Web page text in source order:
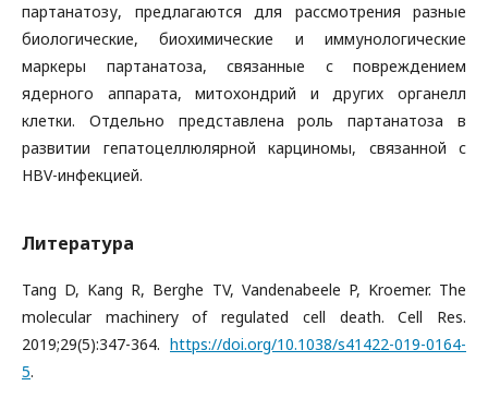
партанатозу, предлагаются для рассмотрения разные
биологические, биохимические и иммунологические
маркеры партанатоза, связанные с повреждением
ядерного аппарата, митохондрий и других органелл
клетки. Отдельно представлена роль партанатоза в
развитии гепатоцеллюлярной карциномы, связанной с
HBV-инфекцией.
Литература
Tang D, Kang R, Berghe TV, Vandenabeele P, Kroemer. The
molecular machinery of regulated cell death. Cell Res.
2019;29(5):347-364. https://doi.org/10.1038/s41422-019-0164-
5.